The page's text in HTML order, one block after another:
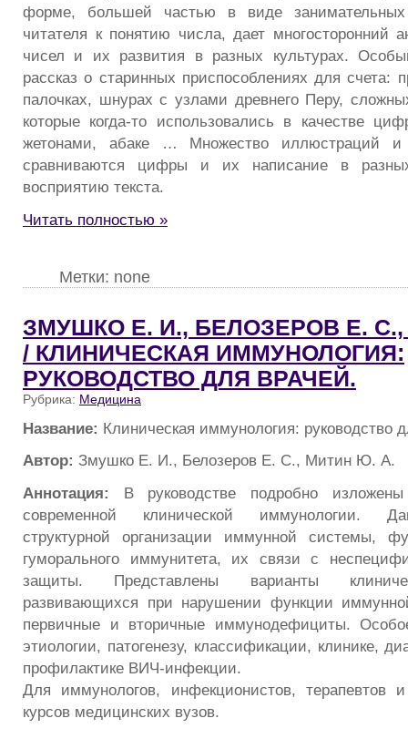
форме, большей частью в виде занимательных
читателя к понятию числа, дает многосторонний
чисел и их развития в разных культурах.
рассказ о старинных приспособлениях для счета:
палочках, шнурах с узлами древнего Перу,
которые когда-то использовались в качестве
жетонами, абаке … Множество иллюстраций и
сравниваются цифры и их написание в
восприятию текста.
Читать полностью »
Метки: none
ЗМУШКО Е. И., БЕЛОЗЕРОВ Е.
/ КЛИНИЧЕСКАЯ ИММУНОЛОГИЯ:
РУКОВОДСТВО ДЛЯ ВРАЧЕЙ.
Рубрика: Медицина
Название: Клиническая иммунология: руководство
Автор: Змушко Е. И., Белозеров Е. С., Митин Ю. А.
Аннотация: В руководстве подробно
современной клинической иммунологии.
структурной организации иммунной системы,
гуморального иммунитета, их связи с
защиты. Представлены варианты
развивающихся при нарушении функции
первичные и вторичные иммунодефициты.
этиологии, патогенезу, классификации, клинике,
профилактике ВИЧ-инфекции.
Для иммунологов, инфекционистов, терапевтов
курсов медицинских вузов.